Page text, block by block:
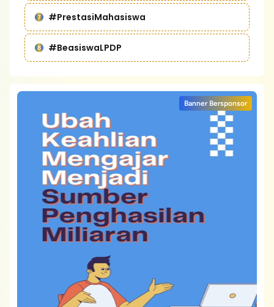
#PrestasiMahasiswa
#BeasiswaLPDP
Banner Bersponsor